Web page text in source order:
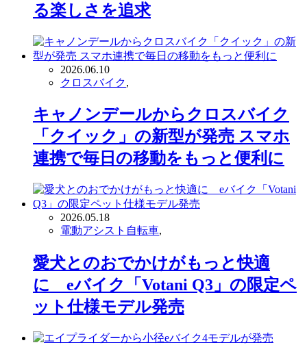
る楽しさを追求
2026.06.10
クロスバイク,
キャノンデールからクロスバイク
「クイック」の新型が発売 スマホ
連携で毎日の移動をもっと便利に
2026.05.18
電動アシスト自転車,
愛犬とのおでかけがもっと快適
に eバイク「Votani Q3」の限定ペ
ット仕様モデル発売